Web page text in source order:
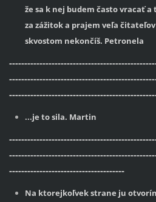
že sa k nej budem často vracať
za zážitok a prajem veľa
skvostom nekončíš. Petronela
...je to sila. Martin
--------------------------------------
Na ktorejkoľvek strane ju